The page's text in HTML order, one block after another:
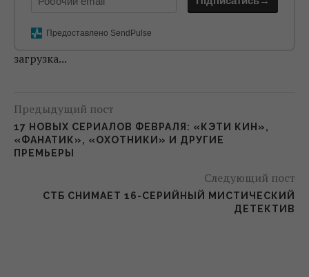
Предоставлено SendPulse
загрузка...
Предыдущий пост
17 НОВЫХ СЕРИАЛОВ ФЕВРАЛЯ: «КЭТИ КИН»,
«ФАНАТИК», «ОХОТНИКИ» И ДРУГИЕ
ПРЕМЬЕРЫ
Следующий пост
СТБ СНИМАЕТ 16-СЕРИЙНЫЙ МИСТИЧЕСКИЙ
ДЕТЕКТИВ